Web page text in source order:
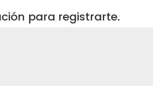
para registrarte.